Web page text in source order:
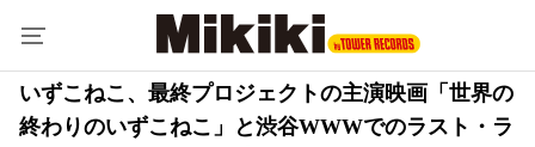
いずこねこ、最終プロジェクトの主演映画「世界の
終わりのいずこねこ」と渋谷WWWでのラスト・ラ